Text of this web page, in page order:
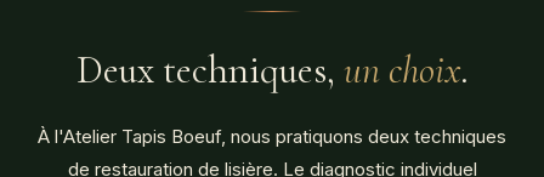
Deux techniques, un choix.
À l'Atelier Tapis Boeuf, nous pratiquons deux techniques
de restauration de lisière. Le diagnostic individuel